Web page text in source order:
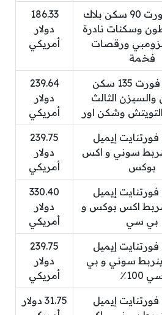
حساب فورت 90 سكن بلاك
وسكنات نادرة
ورقصات
فخمة
186.33
دولار
أمريكي
حساب فورت 135 سكن
الثالث
وشكن اور
239.64
دولار
أمريكي
إيميل
سوني و اكس
بوكس
239.75
دولار
أمريكي
إيميل
اكس بوكس و
بي سي
330.40
دولار
أمريكي
إيميل
سوني و بي
100٪
239.75
دولار
أمريكي
إيميل
31.75 دولار